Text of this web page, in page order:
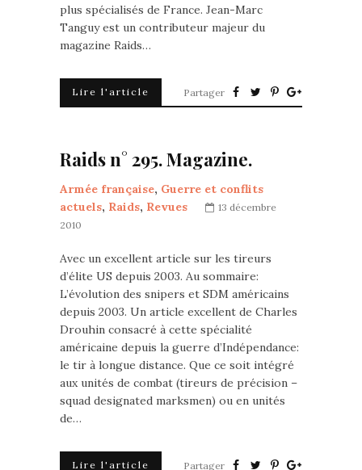
plus spécialisés de France. Jean-Marc
Tanguy est un contributeur majeur du
magazine Raids…
Lire l'article Partager
Raids n° 295. Magazine.
Armée française, Guerre et conflits
actuels, Raids, Revues
13 décembre
2010
Avec un excellent article sur les tireurs
d’élite US depuis 2003. Au sommaire:
L’évolution des snipers et SDM américains
depuis 2003. Un article excellent de Charles
Drouhin consacré à cette spécialité
américaine depuis la guerre d’Indépendance:
le tir à longue distance. Que ce soit intégré
aux unités de combat (tireurs de précision –
squad designated marksmen) ou en unités
de…
Lire l'article Partager